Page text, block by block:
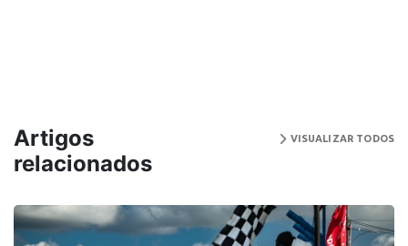
Artigos
relacionados
VISUALIZAR TODOS